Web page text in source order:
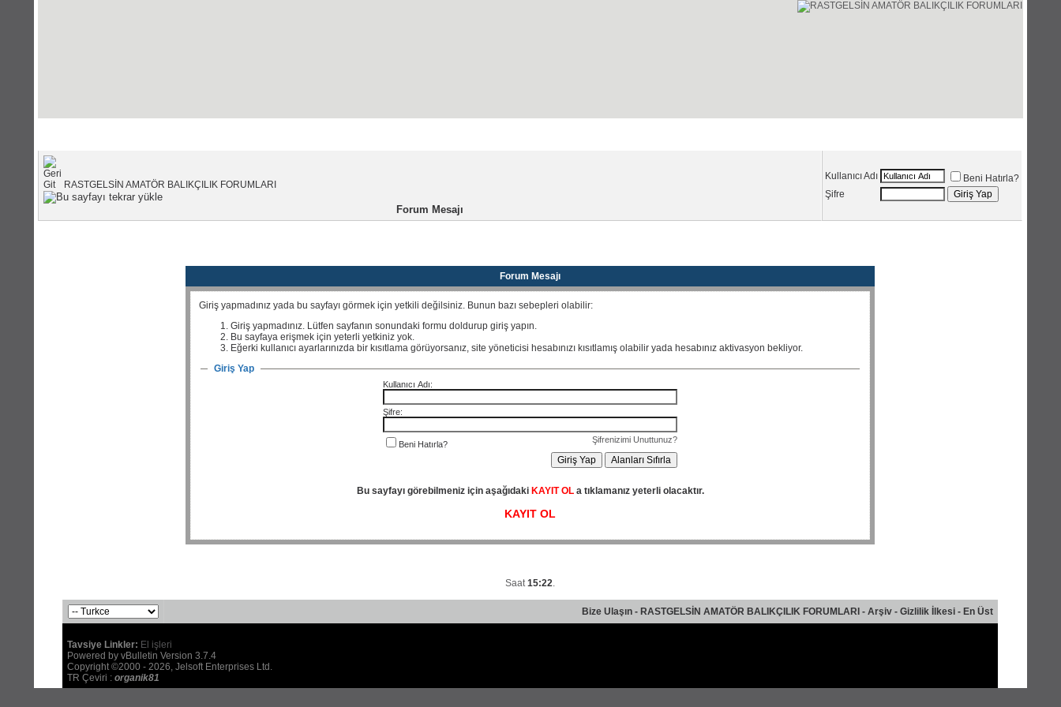
RASTGELSİN AMATÖR BALIKÇILIK FORUMLARI
Forum Mesajı
Kullanıcı Adı
Beni Hatırla?
Şifre
Forum Mesajı
Giriş yapmadınız yada bu sayfayı görmek için yetkili değilsiniz. Bunun bazı sebepleri olabilir:
Giriş yapmadınız. Lütfen sayfanın sonundaki formu doldurup giriş yapın.
Bu sayfaya erişmek için yeterli yetkiniz yok.
Eğerki kullanıcı ayarlarınızda bir kısıtlama görüyorsanız, site yöneticisi hesabınızı kısıtlamış olabilir yada hesabınız aktivasyon bekliyor.
Giriş Yap
Kullanıcı Adı:
Şifre:
Şifrenizimi Unuttunuz?
Beni Hatırla?
Bu sayfayı görebilmeniz için aşağıdaki KAYIT OLa tıklamanız yeterli olacaktır.
KAYIT OL
Saat15:22.
Bize Ulaşın - RASTGELSİN AMATÖR BALIKÇILIK FORUMLARI -Arşiv -Gizlilik İlkesi - En Üst
Tavsiye Linkler: El işleri
Powered by vBulletin Version 3.7.4
Copyright ©2000 - 2026, Jelsoft Enterprises Ltd.
TR Çeviri :organik81